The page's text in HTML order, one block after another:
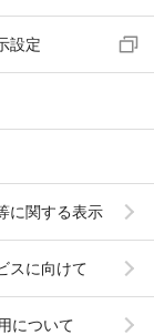
設定
に関する表示
スに向けて
について